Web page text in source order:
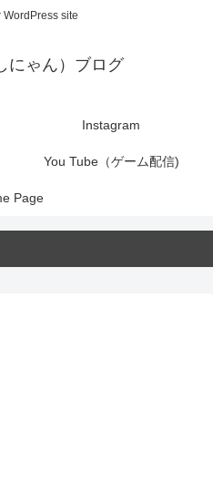
site
にゃん）ブログ
Instagram
You Tube（ゲーム配信)
Page